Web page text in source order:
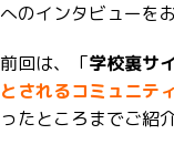
へのインタビューを
前回は、「学校裏サ
とされるコミュニテ
ったところまでご紹